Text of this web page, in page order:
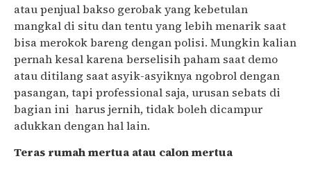
atau penjual bakso gerobak yang kebetulan
mangkal di situ dan tentu yang lebih menarik saat
bisa merokok bareng dengan polisi. Mungkin kalian
pernah kesal karena berselisih paham saat demo
atau ditilang saat asyik-asyiknya ngobrol dengan
pasangan, tapi professional saja, urusan sebats di
bagian ini harus jernih, tidak boleh dicampur
adukkan dengan hal lain.
Teras rumah mertua atau calon mertua